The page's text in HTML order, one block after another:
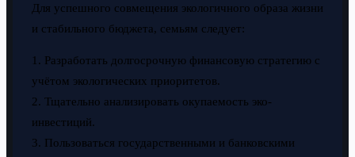
Для успешного совмещения экологичного образа жизни
и стабильного бюджета, семьям следует:
1. Разработать долгосрочную финансовую стратегию с
учётом экологических приоритетов.
2. Тщательно анализировать окупаемость эко-
инвестиций.
3. Пользоваться государственными и банковскими